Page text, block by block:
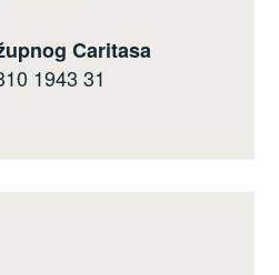
Caritasa
1943 31